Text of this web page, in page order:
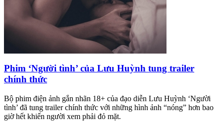
Phim ‘Người tình’ của Lưu Huỳnh tung trailer
chính thức
Bộ phim điện ảnh gắn nhãn 18+ của đạo diễn Lưu Huỳnh ‘Người
tình’ đã tung trailer chính thức với những hình ảnh “nóng” hơn bao
giờ hết khiến người xem phải đỏ mặt.